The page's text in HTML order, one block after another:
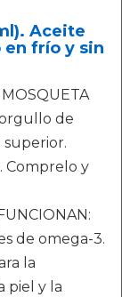
Aceite
frío y sin
orgullo de
Comprelo y
de omega-3.
la
piel y la